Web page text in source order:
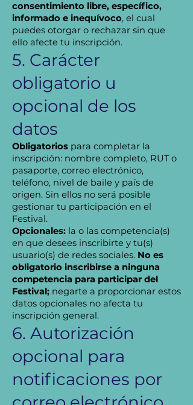
consentimiento libre, específico,
informado e inequívoco, el cual
puedes otorgar o rechazar sin que
ello afecte tu inscripción.
5. Carácter
obligatorio u
opcional de los
datos
Obligatorios para completar la
inscripción: nombre completo, RUT o
pasaporte, correo electrónico,
teléfono, nivel de baile y país de
origen. Sin ellos no será posible
gestionar tu participación en el
Festival.
Opcionales: la o las competencia(s)
en que desees inscribirte y tu(s)
usuario(s) de redes sociales. No es
obligatorio inscribirse a ninguna
competencia para participar del
Festival; negarte a proporcionar estos
datos opcionales no afecta tu
inscripción general.
6. Autorización
opcional para
notificaciones por